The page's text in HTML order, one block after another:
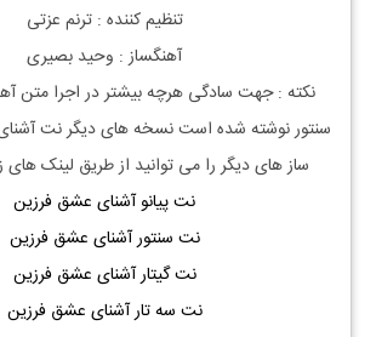
تنظیم کننده : ترنم عزتی
آهنگساز : وحید بصیری
نکته : جهت سادگی هرچه بیشتر در اجرا متن
سنتور نوشته شده است نسخه های دیگر نت
ساز های دیگر را می توانید از طریق لینک های
نت پیانو آشنای عشق فرزین
نت سنتور آشنای عشق فرزین
نت گیتار آشنای عشق فرزین
نت سه تار آشنای عشق فرزین